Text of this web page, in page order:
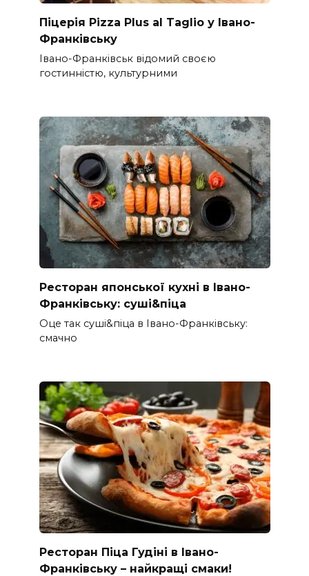
Піцерія Pizza Plus al Taglio у Івано-
Франківську
Івано-Франківськ відомий своєю
гостинністю, культурними
Ресторан японської кухні в Івано-
Франківську: суші&піца
Оце так суші&піца в Івано-Франківську:
смачно
Ресторан Піца Гудіні в Івано-
Франківську – найкращі смаки!